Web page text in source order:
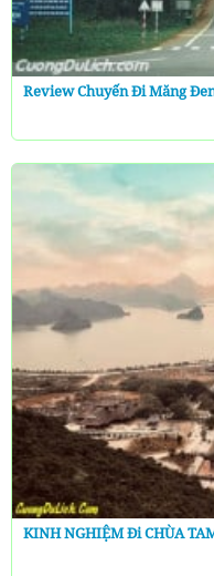
Review Chuyến Đi Măng
KINH NGHIỆM Đi CHÙA